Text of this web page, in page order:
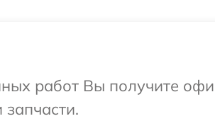
работ Вы получите